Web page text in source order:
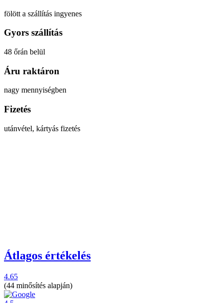
fölött a szállítás ingyenes
Gyors szállítás
48 őrán belül
Áru raktáron
nagy mennyiségben
Fizetés
utánvétel, kártyás fizetés
Átlagos értékelés
4.65
(44 minősítés alapján)